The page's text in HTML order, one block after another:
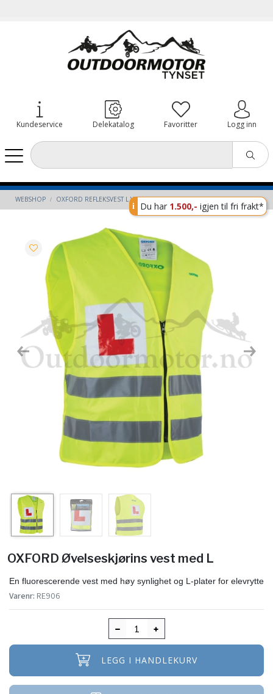
Kundeservice Delekatalog Favoritter Logg inn
WEBSHOP OXFORD REFLEKSVEST L VEST CE M/L
Du har 1.500,- igjen til fri frakt*
Previous Next
OXFORD Øvelseskjørins vest med L
En fluorescerende vest med høy synlighet og L-plater for
Varenr: RE906
LEGG I HANDLEKURV